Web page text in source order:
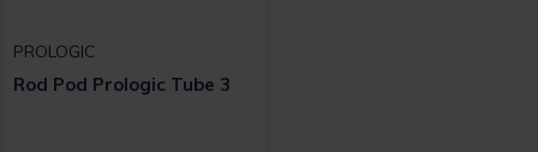
PROLOGIC
Rod Pod Prologic Tube 3